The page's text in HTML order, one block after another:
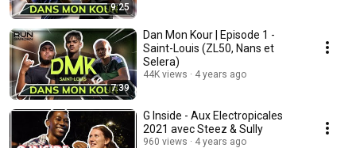
9:25
7:39
Dan Mon Kour | Episode 1 -
Saint-Louis (ZL50, Nans et
Selera)
44K views 4 years ago
G Inside - Aux Electropicales
2021 avec Steez & Sully
960 views 4 years ago